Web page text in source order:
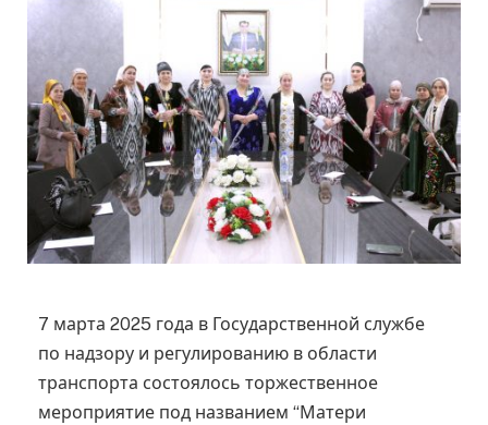
7 марта 2025 года в Государственной службе
по надзору и регулированию в области
транспорта состоялось торжественное
мероприятие под названием “Матери